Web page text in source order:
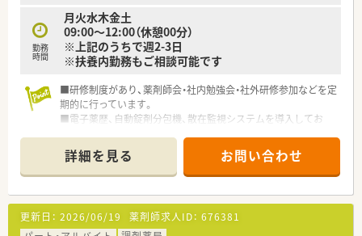
勤務
時間
月火水木金土
09:00～12:00（休憩00分）
※上記のうちで週2-3日
※扶養内勤務もご相談可能です
■研修制度があり、薬剤師会・社内勉強会・社外研修参加などを定
期的に行っています。
■電子薬歴、自動錠剤分包機、散在監視システムを導入してお
■経験の浅い方やブランクのある方も歓迎します。
■代表も薬剤師なので、薬剤師の気持ちをしっかり理解して働き
やすい環境つくりをされております。
詳細を見る お問い合わせ
更新日： 2026/06/19 薬剤師求人ID： 676381